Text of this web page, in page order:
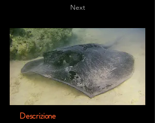
Next
Descrizione